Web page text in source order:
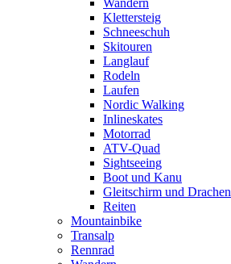
Klettersteig
Schneeschuh
Skitouren
Langlauf
Rodeln
Laufen
Nordic Walking
Inlineskates
Motorrad
ATV-Quad
Sightseeing
Boot und Kanu
Gleitschirm und Drachen
Reiten
Mountainbike
Transalp
Rennrad